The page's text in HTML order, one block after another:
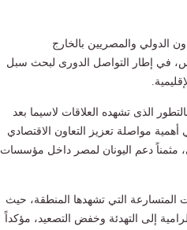
الدولي والمصريين بالخارج
في إطار التواصل الدورى لبحث سبل
الذى تشهده العلاقات لاسيما بعد
أهمية مواصلة تعزيز التعاون الاقتصادي
مثمناً دعم اليونان لمصر داخل مؤسسات
المتسارعة التي تشهدها المنطقة، حيث
إلى التهدئة وخفض التصعيد، مؤكداً